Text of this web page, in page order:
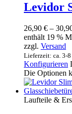
Levidor
26,90 € –
enthält 19 %
zzgl. Versand
Lieferzeit: ca. 3-
Konfigurieren
Die Optionen
Laufteile &